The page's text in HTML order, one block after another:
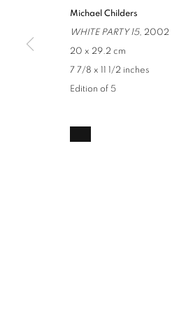
Michael Childers
WHITE PARTY 15, 2002
20 x 29.2 cm
7 7/8 x 11 1/2 inches
Edition of 5